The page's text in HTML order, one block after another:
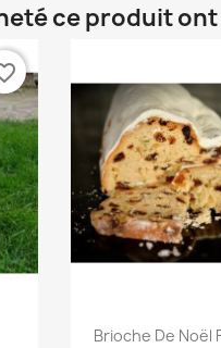
ce produit

Brioche De Noël